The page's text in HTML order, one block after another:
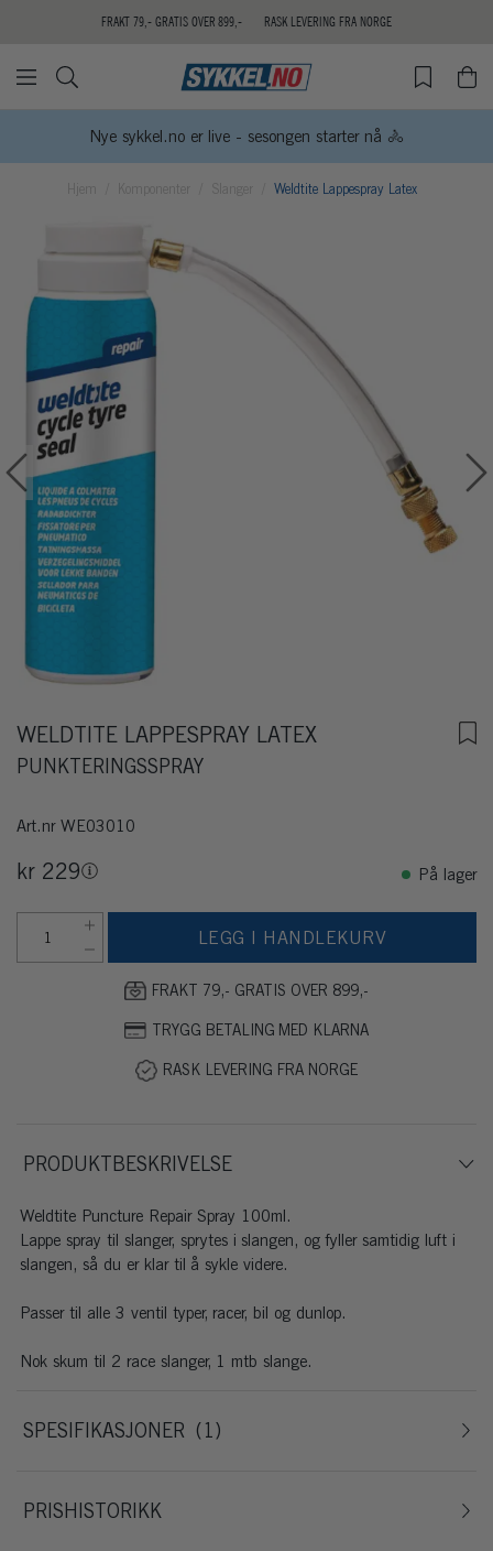
FRAKT 79,- GRATIS OVER 899,- RASK LEVERING FRA NORGE
Nye sykkel.no er live - sesongen starter nå 🚴
Hjem Komponenter Weldtite Lappespray Latex
WELDTITE LAPPESPRAY LATEX
PUNKTERINGSSPRAY
Art.nr WE03010
kr 229 På lager
LEGG I HANDLEKURV
FRAKT 79,- GRATIS OVER 899,-
TRYGG BETALING MED KLARNA
RASK LEVERING FRA NORGE
PRODUKTBESKRIVELSE
Weldtite Puncture Repair Spray 100ml.
Lappe spray til slanger, sprytes i slangen, og fyller samtidig luft i
slangen, så du er klar til å sykle videre.
Passer til alle 3 ventil typer, racer, bil og dunlop.
Nok skum til 2 race slanger, 1 mtb slange.
SPESIFIKASJONER 1
PRISHISTORIKK